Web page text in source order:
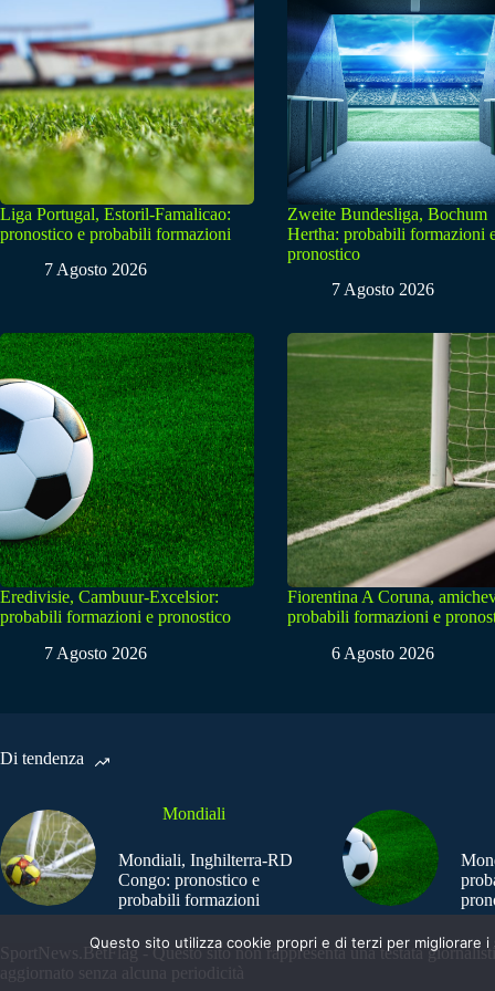
Liga Portugal, Estoril-Famalicao:
pronostico e probabili formazioni
7 Agosto 2026
Zweite Bundesliga, Bochum
Hertha: probabili formazioni
pronostico
7 Agosto 2026
Eredivisie, Cambuur-Excelsior:
probabili formazioni e pronostico
7 Agosto 2026
Fiorentina A Coruna,
probabili formazioni e
6 Agosto 2026
Di tendenza
Mondiali
Mondiali, Inghilterra-RD
Congo: pronostico e
probabili formazioni
SportNews.BetFlag - Questo sito non rappresenta una testata
aggiornato senza alcuna periodicità
Questo sito utilizza cookie propri e di terzi per migliorare